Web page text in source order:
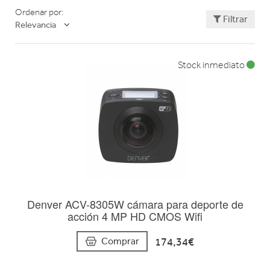
Ordenar por:
Relevancia
Filtrar
Denver ACV-8305W cámara para deporte de
acción 4 MP HD CMOS Wifi
Comprar 174,34€
Stock inmediato